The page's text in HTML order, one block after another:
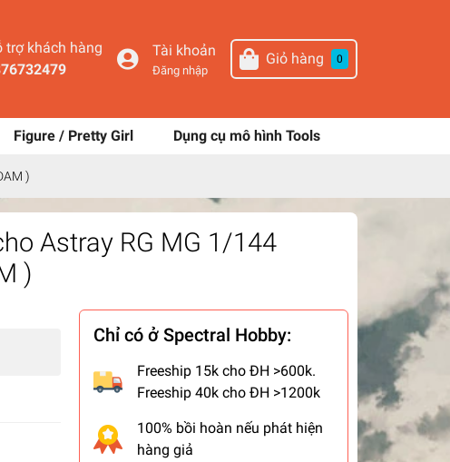
trợ khách hàng
Tài khoản
Đăng nhập
Giỏ hàng 0
Figure / Pretty Girl Dụng cụ mô hình Tools
)
Astray RG MG 1/144
)
Chỉ có ở Spectral Hobby:
Freeship 15k cho ĐH >600k.
Freeship 40k cho ĐH >1200k
100% bồi hoàn nếu phát hiện
hàng giả